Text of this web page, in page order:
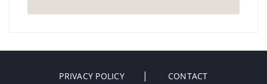
PRIVACY POLICY CONTACT